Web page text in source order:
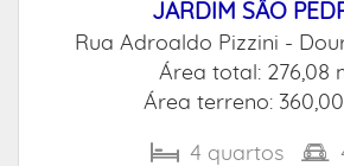
JARDIM SÂO
Rua Adroaldo Pizzini -
Área total: 276,08
Área terreno: 360,00
4 quartos